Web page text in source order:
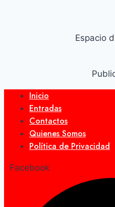
Espacio
Inicio
Entradas
Contactos
Quienes Somos
Política de Privacidad
Facebook